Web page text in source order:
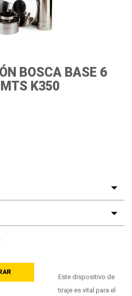
BOSCA BASE 6
K350
de pago a través de
de pago a través de
ICBC
interés en producto
Este dispositivo de
tiraje es vital para el